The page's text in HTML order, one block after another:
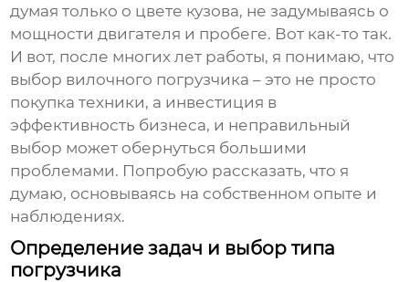
думая только о цвете кузова, не задумываясь о
мощности двигателя и пробеге. Вот как-то так.
И вот, после многих лет работы, я понимаю, что
выбор вилочного погрузчика – это не просто
покупка техники, а инвестиция в
эффективность бизнеса, и неправильный
выбор может обернуться большими
проблемами. Попробую рассказать, что я
думаю, основываясь на собственном опыте и
наблюдениях.
Определение задач и выбор типа
погрузчика